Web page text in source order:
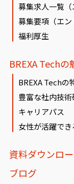
募集求人一覧（
募集要項（エン
福利厚生
BREXA Techの
BREXA Techの
豊富な社内技術
キャリアパス
女性が活躍で
資料ダウンロ
ブログ